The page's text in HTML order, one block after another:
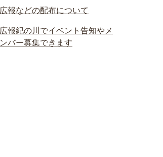
広報などの配布について
広報紀の川でイベント告知やメ
ンバー募集できます